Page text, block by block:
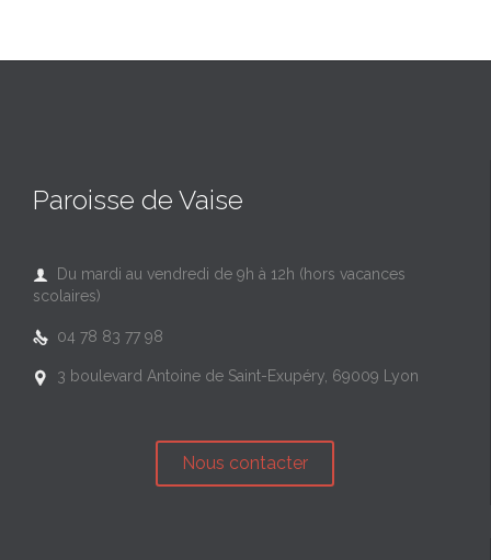
Paroisse de Vaise

Du mardi au vendredi de 9h à 12h (hors vacances
scolaires)
 04 78 83 77 98
 3 boulevard Antoine de Saint-Exupéry, 69009 Lyon
Nous contacter